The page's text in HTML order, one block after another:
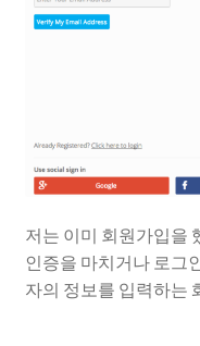
저는 이미 회원가입을
인증을 마치거나 로그
자의 정보를 입력하는